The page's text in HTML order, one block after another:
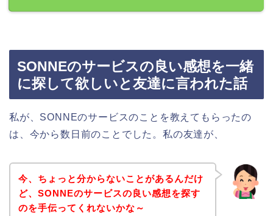
SONNEのサービスの良い感想を一緒
に探して欲しいと友達に言われた話
私が、SONNEのサービスのことを教えてもらったの
は、今から数日前のことでした。私の友達が、
今、ちょっと分からないことがあるんだけ
ど、SONNEのサービスの良い感想を探す
のを手伝ってくれないかな～